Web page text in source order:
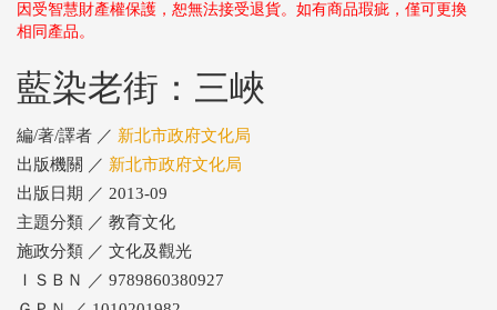
因受智慧財產權保護，恕無法接受退貨。如有商品瑕疵，僅可更換
相同產品。
藍染老街：三峽
編/著/譯者 ／ 新北市政府文化局
出版機關 ／ 新北市政府文化局
出版日期 ／ 2013-09
主題分類 ／ 教育文化
施政分類 ／ 文化及觀光
ＩＳＢＮ ／ 9789860380927